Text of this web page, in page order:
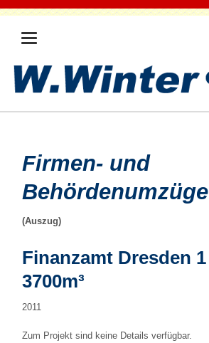
Firmen- und
Behördenumzüge
(Auszug)
Finanzamt Dresden 1
3700m³
2011
Zum Projekt sind keine Details verfügbar.